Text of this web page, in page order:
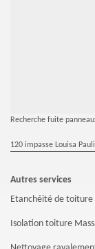
Recherche fuite
120 impasse Louisa
Autres services
Etanchéité de toiture
Isolation toiture